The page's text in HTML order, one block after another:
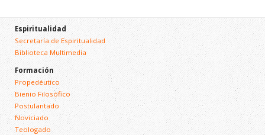
Espiritualidad
Secretaría de Espiritualidad
Biblioteca Multimedia
Formación
Propedéutico
Bienio Filosófico
Postulantado
Noviciado
Teologado